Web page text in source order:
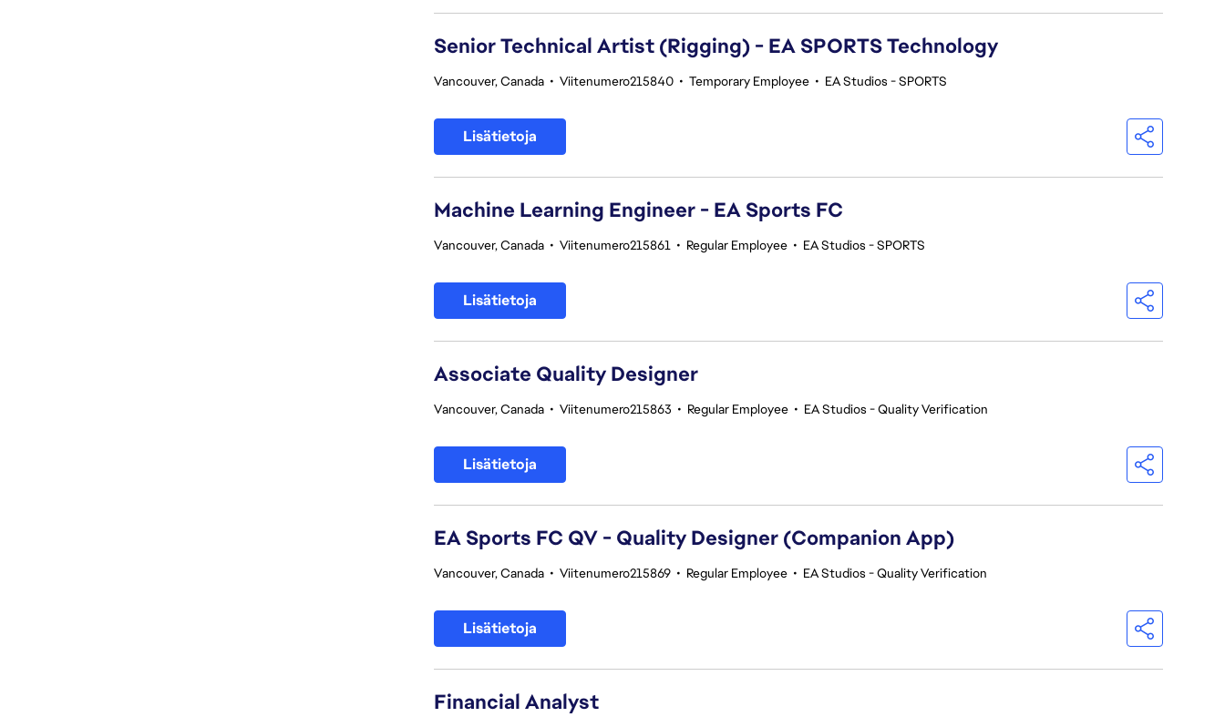
Senior Technical Artist (Rigging) - EA SPORTS Technology
Vancouver, Canada • Viitenumero215840 • Temporary Employee • EA Studios - SPORTS
Lisätietoja
Machine Learning Engineer - EA Sports FC
Vancouver, Canada • Viitenumero215861 • Regular Employee • EA Studios - SPORTS
Lisätietoja
Associate Quality Designer
Vancouver, Canada • Viitenumero215863 • Regular Employee • EA Studios - Quality Verification
Lisätietoja
EA Sports FC QV - Quality Designer (Companion App)
Vancouver, Canada • Viitenumero215869 • Regular Employee • EA Studios - Quality Verification
Lisätietoja
Financial Analyst